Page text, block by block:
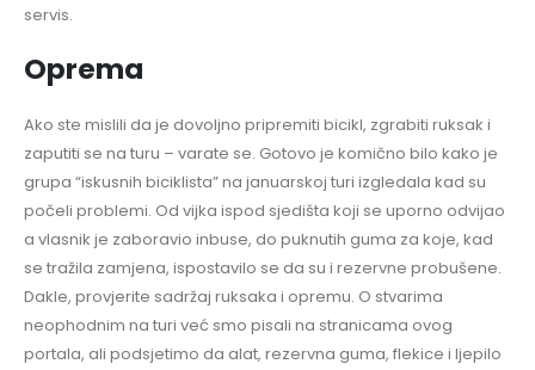
servis.
Oprema
Ako ste mislili da je dovoljno pripremiti bicikl, zgrabiti ruksak i
zaputiti se na turu – varate se. Gotovo je komično bilo kako je
grupa “iskusnih biciklista” na januarskoj turi izgledala kad su
počeli problemi. Od vijka ispod sjedišta koji se uporno odvijao
a vlasnik je zaboravio inbuse, do puknutih guma za koje, kad
se tražila zamjena, ispostavilo se da su i rezervne probušene.
Dakle, provjerite sadržaj ruksaka i opremu. O stvarima
neophodnim na turi već smo pisali na stranicama ovog
portala, ali podsjetimo da alat, rezervna guma, flekice i ljepilo